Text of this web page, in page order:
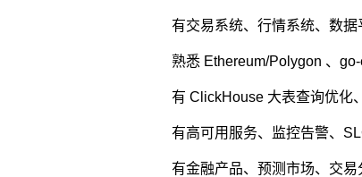
有交易系统、行情系统、数据
熟悉 Ethereum/Polygon 、
有 ClickHouse 大表查询优化
有高可用服务、监控告警、
有金融产品、预测市场、交易